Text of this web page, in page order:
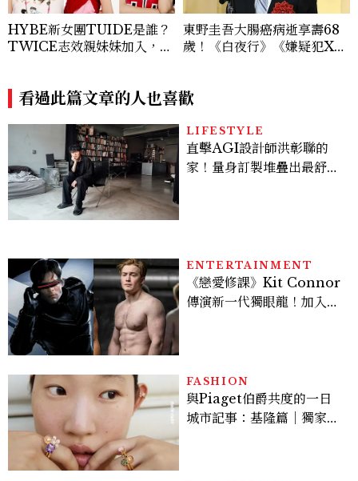
HYBE新女團TUIDE是誰？
TWICE志效親妹妹加入，7
東野圭吾大腸癌病逝享壽68
歲！《白夜行》《嫌疑犯X的
看過此篇文章的人也喜歡
LIFESTYLE
直擊AGI設計師洪彰聯的
家！量身訂製堆疊出最舒適
ENTERTAINMENT
《戀愛修課》Kit Connor
傳演新一代獨眼龍！加入新
FASHION
與Piaget伯爵共度的一日
城市記事：基隆篇｜獨家影